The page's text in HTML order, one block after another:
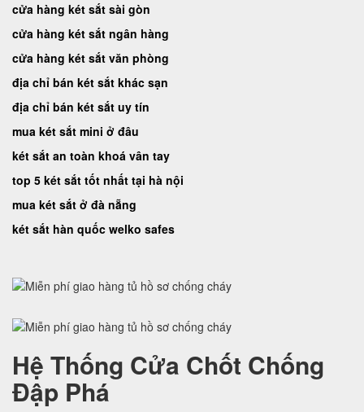
cửa hàng két sắt sài gòn
cửa hàng két sắt ngân hàng
cửa hàng két sắt văn phòng
địa chỉ bán két sắt khác sạn
địa chỉ bán két sắt uy tín
mua két sắt mini ở đâu
két sắt an toàn khoá vân tay
top 5 két sắt tốt nhất tại hà nội
mua két sắt ở đà nẵng
két sắt hàn quốc welko safes
Hệ Thống Cửa Chốt Chống
Đập Phá